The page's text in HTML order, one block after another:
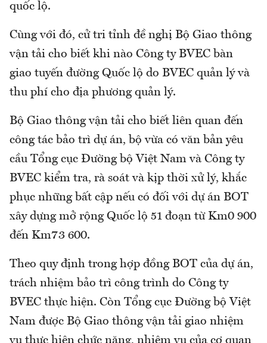
quốc lộ.
Cùng với đó, cử tri tỉnh đề nghị Bộ Giao thông
vận tải cho biết khi nào Công ty BVEC bàn
giao tuyến đường Quốc lộ do BVEC quản lý và
thu phí cho địa phương quản lý.
Bộ Giao thông vận tải cho biết liên quan đến
công tác bảo trì dự án, bộ vừa có văn bản yêu
cầu Tổng cục Đường bộ Việt Nam và Công ty
BVEC kiểm tra, rà soát và kịp thời xử lý, khắc
phục những bất cập nếu có đối với dự án BOT
xây dựng mở rộng Quốc lộ 51 đoạn từ Km0 900
đến Km73 600.
Theo quy định trong hợp đồng BOT của dự án,
trách nhiệm bảo trì công trình do Công ty
BVEC thực hiện. Còn Tổng cục Đường bộ Việt
Nam được Bộ Giao thông vận tải giao nhiệm